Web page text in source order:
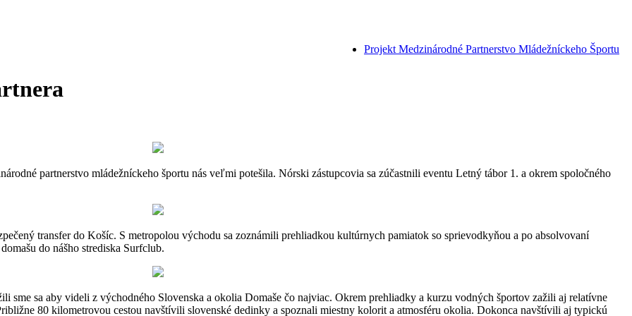
Projekt Medzinárodné Partnerstvo Mládežníckeho Športu
partnerstvo mládežníckeho športu nás veľmi potešila. Nórski zástupcovia sa zúčastnili eventu Letný tábor 1. a okrem spoločného
transfer do Košíc. S metropolou východu sa zoznámili prehliadkou kultúrnych pamiatok so sprievodkyňou a po absolvovaní
do nášho strediska Surfclub.
sme sa aby videli z východného Slovenska a okolia Domaše čo najviac. Okrem prehliadky a kurzu vodných športov zažili aj relatívne
80 kilometrovou cestou navštívili slovenské dedinky a spoznali miestny kolorit a atmosféru okolia. Dokonca navštívili aj typickú